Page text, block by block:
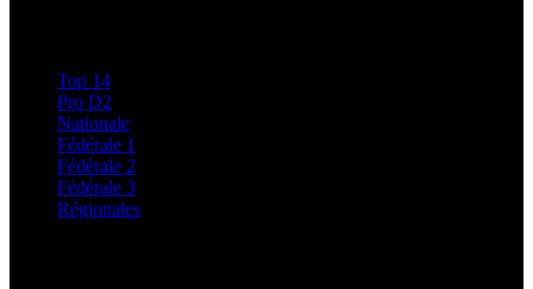
Top 14
Pro D2
Nationale
Fédérale 1
Fédérale 2
Fédérale 3
Régionales